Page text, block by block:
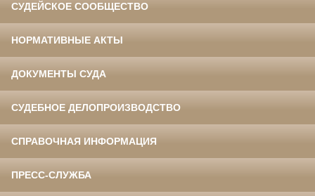
СУДЕЙСКОЕ СООБЩЕСТВО
НОРМАТИВНЫЕ АКТЫ
ДОКУМЕНТЫ СУДА
СУДЕБНОЕ ДЕЛОПРОИЗВОДСТВО
СПРАВОЧНАЯ ИНФОРМАЦИЯ
ПРЕСС-СЛУЖБА